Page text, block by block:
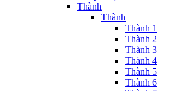
Thành
Thành
Thành 1
Thành 2
Thành 3
Thành 4
Thành 5
Thành 6